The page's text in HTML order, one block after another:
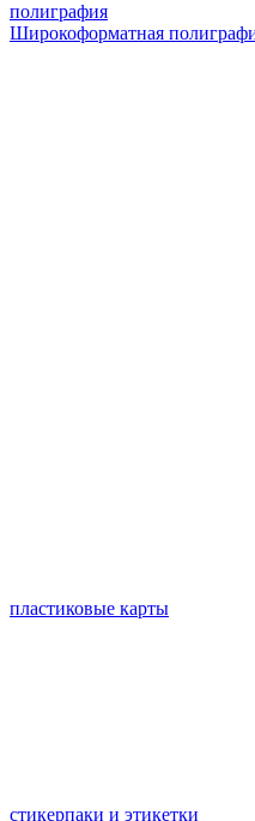
полиграфия
Широкоформатная
пластиковые карты
стикерпаки и этикетки